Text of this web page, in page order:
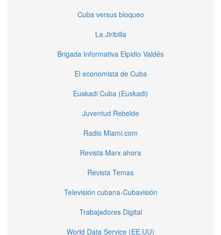
Cuba versus bloqueo
La Jiribilla
Brigada Informativa Elpidio Valdés
El economista de Cuba
Euskadi Cuba (Euskadi)
Juventud Rebelde
Radio Miami.com
Revista Marx ahora
Revista Temas
Televisión cubana-Cubavisión
Trabajadores Digital
World Data Service (EE.UU)